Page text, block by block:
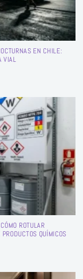
EN CHILE:
VIAL
ROTULAR
QUÍMICOS